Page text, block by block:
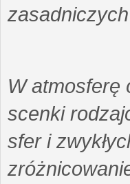
W atmosferę
scenki
sfer i